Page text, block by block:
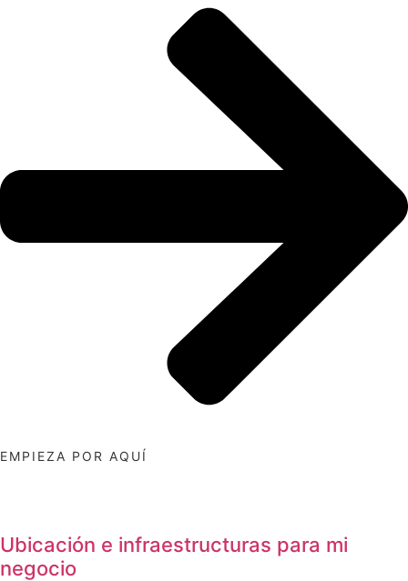
EMPIEZA POR AQUÍ
Ubicación e infraestructuras para mi
negocio